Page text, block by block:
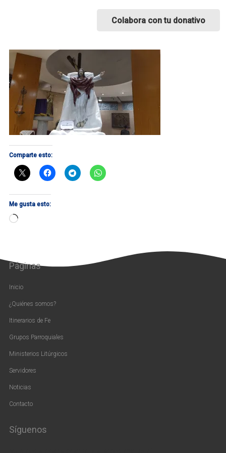
Colabora con tu donativo
Comparte esto:
Me gusta esto:
Cargando...
Páginas
Inicio
¿Quiénes somos?
Itinerarios de Fe
Grupos Parroquiales
Ministerios Litúrgicos
Servidores
Noticias
Contacto
Síguenos